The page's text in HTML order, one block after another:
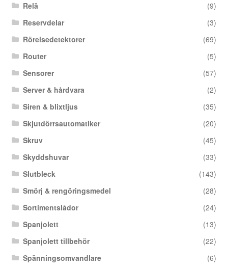
Relä
(9)
Reservdelar
(3)
Rörelsedetektorer
(69)
Router
(5)
Sensorer
(57)
Server & hårdvara
(2)
Siren & blixtljus
(35)
Skjutdörrsautomatiker
(20)
Skruv
(45)
Skyddshuvar
(33)
Slutbleck
(143)
Smörj & rengöringsmedel
(28)
Sortimentslådor
(24)
Spanjolett
(13)
Spanjolett tillbehör
(22)
Spänningsomvandlare
(6)